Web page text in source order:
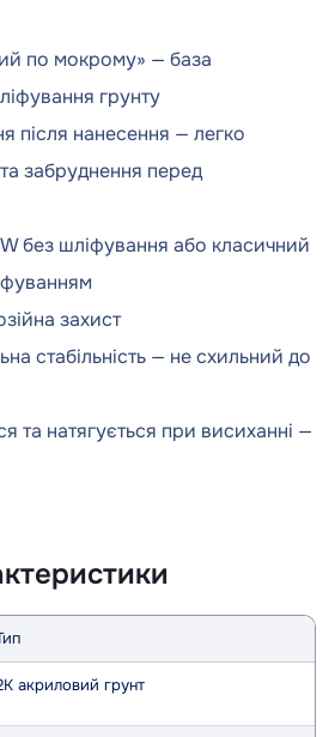
по мокрому» — база
грунту
після нанесення — легко
забруднення перед
без шліфування або класичний
захист
стабільність — не схильний до
та натягується при висиханні —
W
наповнювач
акриловий грунт